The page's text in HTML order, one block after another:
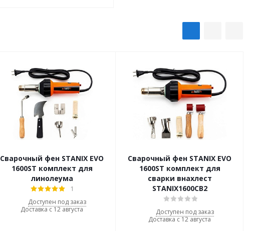
Сварочный фен STANIX EVO
1600ST комплект для
линолеума
1
Доступен под заказ
Доставка с 12 августа
Сварочный фен STANIX EVO
1600ST комплект для
сварки внахлест
STANIX1600СВ2
Доступен под заказ
Доставка с 12 августа